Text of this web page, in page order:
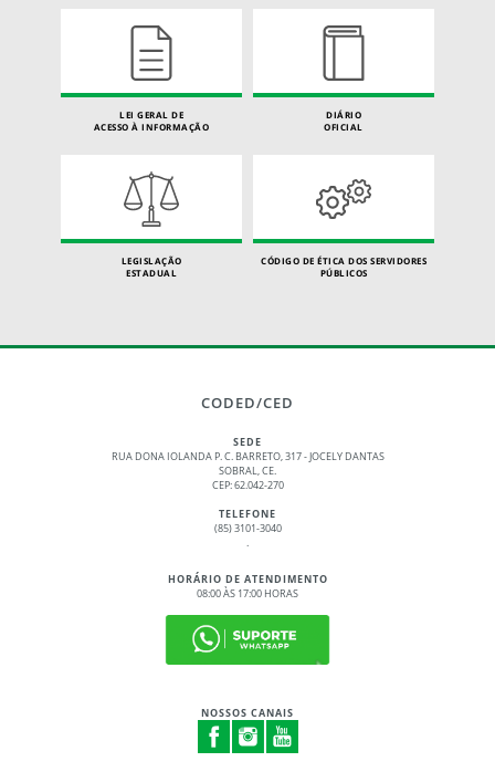
LEI GERAL DE
ACESSO À INFORMAÇÃO
DIÁRIO
OFICIAL
LEGISLAÇÃO
ESTADUAL
CÓDIGO DE ÉTICA DOS SERVIDORES
PÚBLICOS
CODED/CED
SEDE
RUA DONA IOLANDA P. C. BARRETO, 317 - JOCELY DANTAS
SOBRAL, CE.
CEP: 62.042-270
TELEFONE
(85) 3101-3040
.
HORÁRIO DE ATENDIMENTO
08:00 ÀS 17:00 HORAS
NOSSOS CANAIS